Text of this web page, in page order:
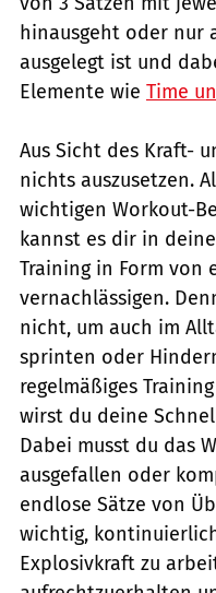
hinausgeht oder nur
ausgelegt ist und
Elemente wie Time
Aus Sicht des Kraft-
nichts auszusetzen.
wichtigen Workout-
kannst es dir in
Training in Form von
vernachlässigen.
nicht, um auch im
sprinten oder
regelmäßiges
wirst du deine
Dabei musst du das
ausgefallen oder
endlose Sätze von
wichtig,
Explosivkraft zu